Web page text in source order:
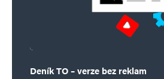
Deník TO – verze bez reklam